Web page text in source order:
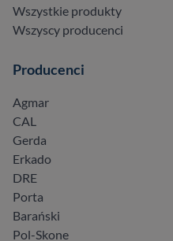
Wszystkie produkty
Wszyscy producenci
Producenci
Agmar
CAL
Gerda
Erkado
DRE
Porta
Barański
Pol-Skone